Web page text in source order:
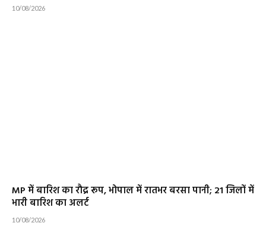
10/08/2026
MP में बारिश का रौद्र रूप, भोपाल में रातभर बरसा पानी; 21 जिलों में
भारी बारिश का अलर्ट
10/08/2026